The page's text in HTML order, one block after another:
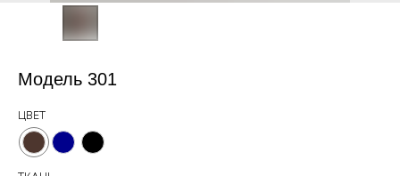
Модель 301
ЦВЕТ